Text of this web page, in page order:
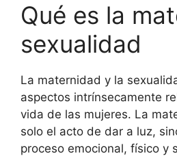
Qué es la
sexualidad
La maternidad y la
aspectos intrínsecamente
vida de las mujeres. La
solo el acto de dar a luz,
proceso emocional, físico y